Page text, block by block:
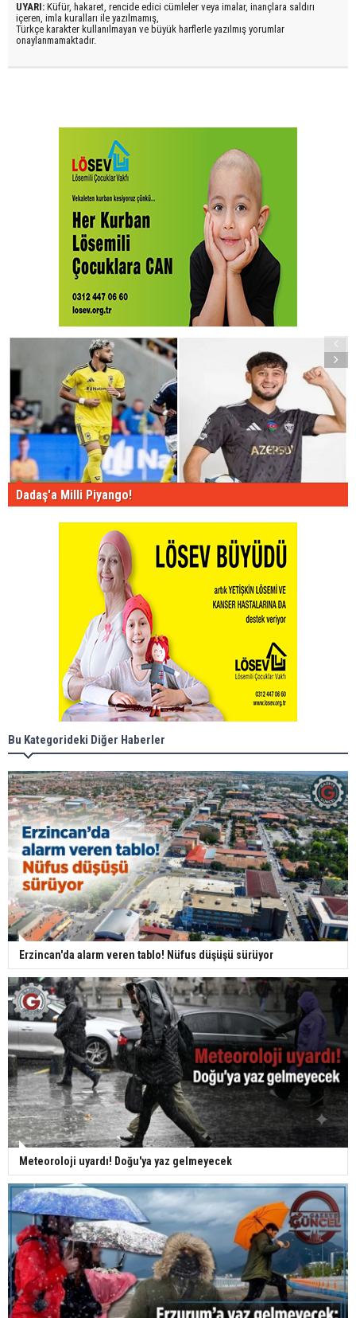
UYARI: Küfür, hakaret, rencide edici cümleler veya imalar, inançlara saldırı
içeren, imla kuralları ile yazılmamış,
Türkçe karakter kullanılmayan ve büyük harflerle yazılmış yorumlar
onaylanmamaktadır.
Dadaş'a Milli Piyango!
Bu Kategorideki Diğer Haberler
Erzincan'da alarm veren tablo! Nüfus düşüşü sürüyor
Meteoroloji uyardı! Doğu'ya yaz gelmeyecek